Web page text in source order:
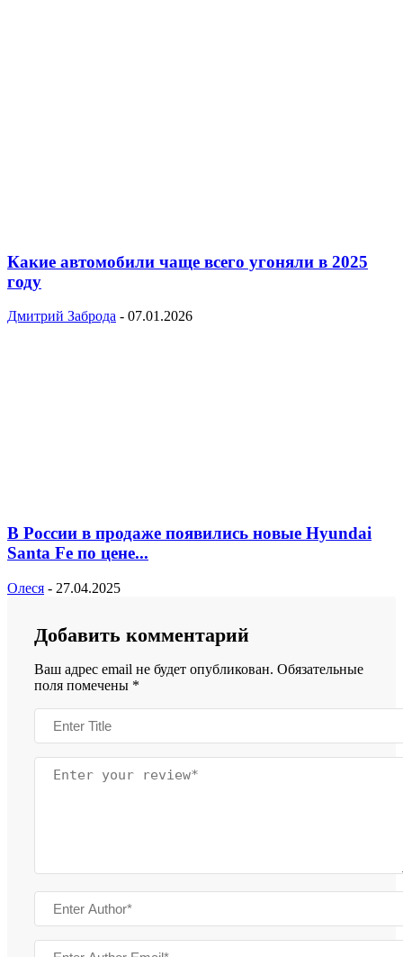
Какие автомобили чаще всего угоняли в 2025
году
Дмитрий Заброда - 07.01.2026
В России в продаже появились новые Hyundai
Santa Fe по цене...
Олеся - 27.04.2025
Добавить комментарий
Ваш адрес email не будет опубликован. Обязательные
поля помечены *